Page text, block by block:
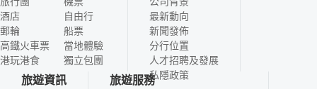
酒店
郵輪
高鐵火車票
港玩港食
自由行
船票
當地體驗
獨立包團
最新動向
新聞發佈
分行位置
人才招聘及發展
私隱政策
旅遊資訊 旅遊服務